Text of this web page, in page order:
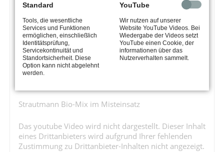
Das youtube Video wird nicht dargestellt. Dieser Inhalt
eines Drittanbieters wird aufgrund Ihrer fehlenden
Zustimmung zu Drittanbieter-Inhalten nicht angezeigt.
Klicken Sie hier um Ihre Einstellungen zu
bearbeiten.
Strautmann Bio-Mix im Misteinsatz
Das youtube Video wird nicht dargestellt. Dieser Inhalt
eines Drittanbieters wird aufgrund Ihrer fehlenden
Zustimmung zu Drittanbieter-Inhalten nicht angezeigt.
Standard
Tools, die wesentliche
Services und Funktionen
ermöglichen, einschließlich
Identitätsprüfung,
Servicekontinuität und
Standortsicherheit. Diese
Option kann nicht abgelehnt
werden.
YouTube
Wir nutzen auf unserer
Website YouTube Videos. Bei
Wiedergabe der Videos setzt
YouTube einen Cookie, der
informationen über das
Nutzerverhalten sammelt.